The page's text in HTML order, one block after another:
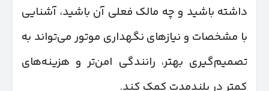
داشته باشید و چه مالک فعلی آن باشید، آشنایی
با مشخصات و نیازهای نگهداری موتور می‌تواند به
تصمیم‌گیری بهتر، رانندگی امن‌تر و هزینه‌های
کمتر در بلندمدت کمک کند.